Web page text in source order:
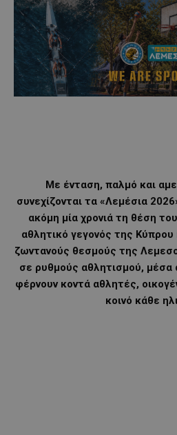
Με ένταση, παλμό και
συνεχίζονται τα «Λεμέσια
ακόμη μία χρονιά τη θέση
αθλητικό γεγονός της Κύπρου
ζωντανούς θεσμούς της
σε ρυθμούς αθλητισμού, μέσα
φέρνουν κοντά αθλητές,
κοινό κάθε